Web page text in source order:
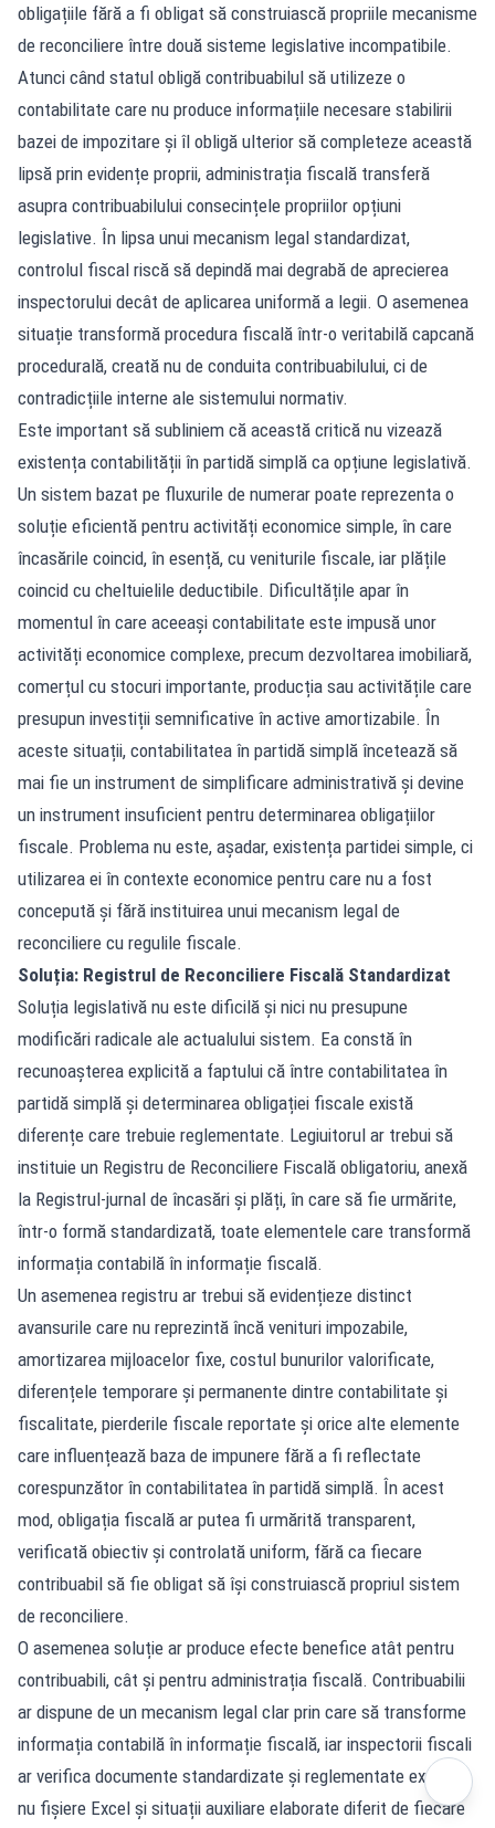
obligațiile fără a fi obligat să construiască propriile mecanisme
de reconciliere între două sisteme legislative incompatibile.
Atunci când statul obligă contribuabilul să utilizeze o
contabilitate care nu produce informațiile necesare stabilirii
bazei de impozitare și îl obligă ulterior să completeze această
lipsă prin evidențe proprii, administrația fiscală transferă
asupra contribuabilului consecințele propriilor opțiuni
legislative. În lipsa unui mecanism legal standardizat,
controlul fiscal riscă să depindă mai degrabă de aprecierea
inspectorului decât de aplicarea uniformă a legii. O asemenea
situație transformă procedura fiscală într-o veritabilă capcană
procedurală, creată nu de conduita contribuabilului, ci de
contradicțiile interne ale sistemului normativ.
Este important să subliniem că această critică nu vizează
existența contabilității în partidă simplă ca opțiune legislativă.
Un sistem bazat pe fluxurile de numerar poate reprezenta o
soluție eficientă pentru activități economice simple, în care
încasările coincid, în esență, cu veniturile fiscale, iar plățile
coincid cu cheltuielile deductibile. Dificultățile apar în
momentul în care aceeași contabilitate este impusă unor
activități economice complexe, precum dezvoltarea imobiliară,
comerțul cu stocuri importante, producția sau activitățile care
presupun investiții semnificative în active amortizabile. În
aceste situații, contabilitatea în partidă simplă încetează să
mai fie un instrument de simplificare administrativă și devine
un instrument insuficient pentru determinarea obligațiilor
fiscale. Problema nu este, așadar, existența partidei simple, ci
utilizarea ei în contexte economice pentru care nu a fost
concepută și fără instituirea unui mecanism legal de
reconciliere cu regulile fiscale.
Soluția: Registrul de Reconciliere Fiscală Standardizat
Soluția legislativă nu este dificilă și nici nu presupune
modificări radicale ale actualului sistem. Ea constă în
recunoașterea explicită a faptului că între contabilitatea în
partidă simplă și determinarea obligației fiscale există
diferențe care trebuie reglementate. Legiuitorul ar trebui să
instituie un Registru de Reconciliere Fiscală obligatoriu, anexă
la Registrul-jurnal de încasări și plăți, în care să fie urmărite,
într-o formă standardizată, toate elementele care transformă
informația contabilă în informație fiscală.
Un asemenea registru ar trebui să evidențieze distinct
avansurile care nu reprezintă încă venituri impozabile,
amortizarea mijloacelor fixe, costul bunurilor valorificate,
diferențele temporare și permanente dintre contabilitate și
fiscalitate, pierderile fiscale reportate și orice alte elemente
care influențează baza de impunere fără a fi reflectate
corespunzător în contabilitatea în partidă simplă. În acest
mod, obligația fiscală ar putea fi urmărită transparent,
verificată obiectiv și controlată uniform, fără ca fiecare
contribuabil să fie obligat să își construiască propriul sistem
de reconciliere.
O asemenea soluție ar produce efecte benefice atât pentru
contribuabili, cât și pentru administrația fiscală. Contribuabilii
ar dispune de un mecanism legal clar prin care să transforme
informația contabilă în informație fiscală, iar inspectorii fiscali
ar verifica documente standardizate și reglementate expres,
nu fișiere Excel și situații auxiliare elaborate diferit de fiecare